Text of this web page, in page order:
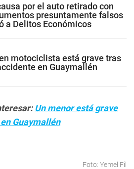
por el auto retirado con
presuntamente falsos
a Delitos Económicos
motociclista está grave tras
en Guaymallén
Un menor está grave
Guaymallén
Foto: Yemel Fil